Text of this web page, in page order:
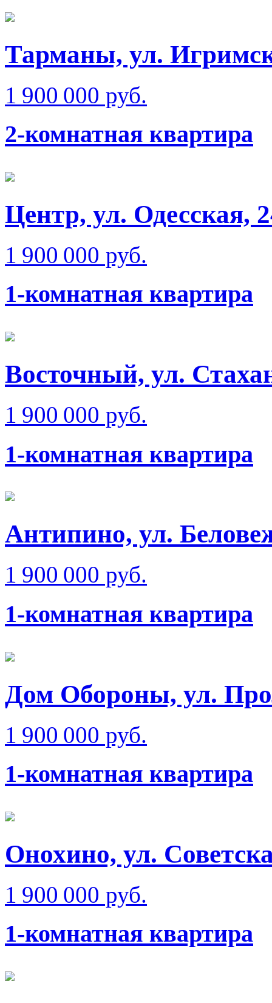
Тарманы, ул.
1 900 000 руб.
2-комнатная квартира
Центр, ул. Одесская,
1 900 000 руб.
1-комнатная квартира
Восточный, ул.
1 900 000 руб.
1-комнатная квартира
Антипино, ул.
1 900 000 руб.
1-комнатная квартира
Дом Обороны, ул.
1 900 000 руб.
1-комнатная квартира
Онохино, ул.
1 900 000 руб.
1-комнатная квартира